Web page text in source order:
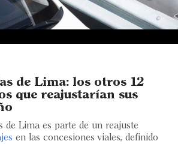
de Lima: los otros 12
que reajustarían sus
de Lima es parte de un reajuste
en las concesiones viales, definido